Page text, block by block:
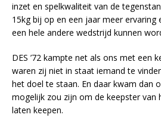
inzet en spelkwaliteit van de
15kg bij op en een jaar meer
een hele andere wedstrijd kunnen
DES ’72 kampte net als ons met een
waren zij niet in staat iemand te
het doel te staan. En daar kwam dan
mogelijk zou zijn om de keepster van
laten keepen.